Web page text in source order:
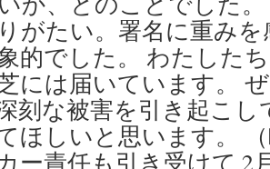
がたい。署名に重み
的でした。 わたした
には届いています。
刻な被害を引き起こ
ほしいと思います。
ー責任も引き受けて 2